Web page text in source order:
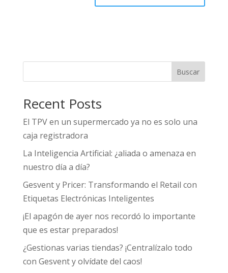
Buscar
Recent Posts
El TPV en un supermercado ya no es solo una
caja registradora
La Inteligencia Artificial: ¿aliada o amenaza en
nuestro día a día?
Gesvent y Pricer: Transformando el Retail con
Etiquetas Electrónicas Inteligentes
¡El apagón de ayer nos recordó lo importante
que es estar preparados!
¿Gestionas varias tiendas? ¡Centralízalo todo
con Gesvent y olvídate del caos!